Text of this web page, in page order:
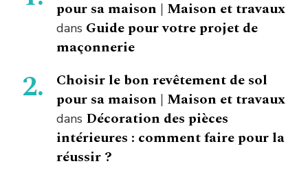
pour sa maison | Maison et travaux
dans Guide pour votre projet de
maçonnerie
Choisir le bon revêtement de sol
pour sa maison | Maison et travaux
dans Décoration des pièces
intérieures : comment faire pour la
réussir ?